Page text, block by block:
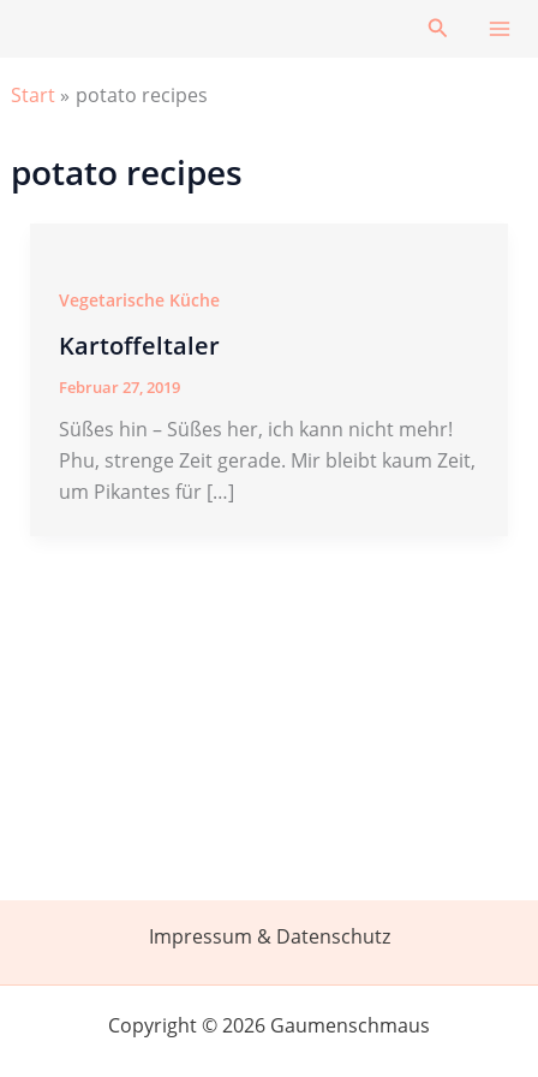
Suchen
Start potato recipes
potato recipes
Vegetarische Küche
Kartoffeltaler
Februar 27, 2019
Süßes hin – Süßes her, ich kann nicht mehr!
Phu, strenge Zeit gerade. Mir bleibt kaum Zeit,
um Pikantes für […]
Impressum & Datenschutz
Copyright © 2026 Gaumenschmaus